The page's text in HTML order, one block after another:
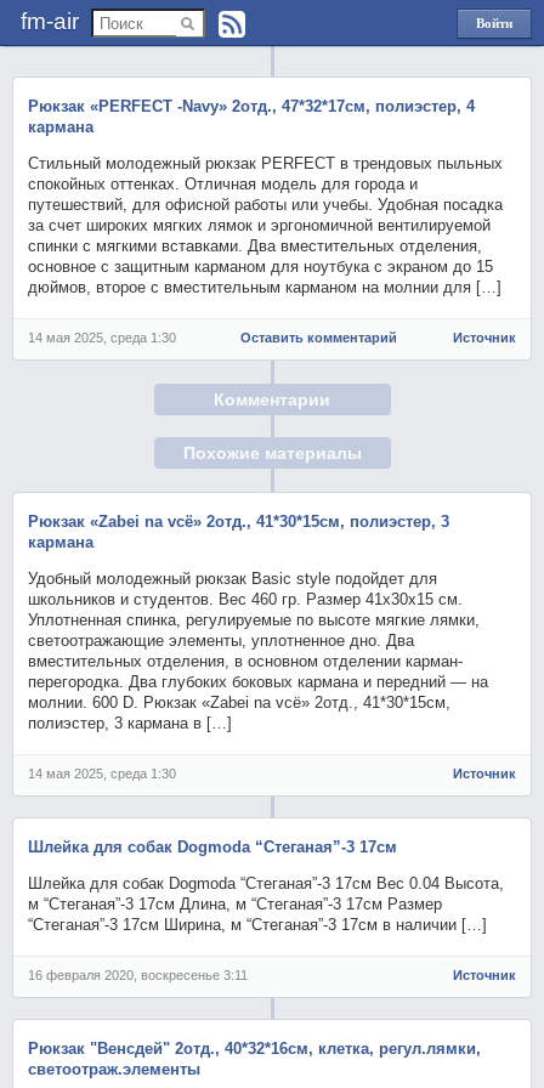
fm-air
Войти
через
Рюкзак «PERFECT -Navy» 2отд., 47*32*17см, полиэстер, 4
кармана
Стильный молодежный рюкзак PERFECT в трендовых пыльных
спокойных оттенках. Отличная модель для города и
путешествий, для офисной работы или учебы. Удобная посадка
за счет широких мягких лямок и эргономичной вентилируемой
спинки с мягкими вставками. Два вместительных отделения,
основное с защитным карманом для ноутбука с экраном до 15
дюймов, второе с вместительным карманом на молнии для […]
14 мая 2025, среда 1:30 Оставить комментарий Источник
Комментарии
Похожие материалы
Рюкзак «Zabei na vсё» 2отд., 41*30*15см, полиэстер, 3
кармана
Удобный молодежный рюкзак Basic style подойдет для
школьников и студентов. Вес 460 гр. Размер 41х30х15 см.
Уплотненная спинка, регулируемые по высоте мягкие лямки,
светоотражающие элементы, уплотненное дно. Два
вместительных отделения, в основном отделении карман-
перегородка. Два глубоких боковых кармана и передний — на
молнии. 600 D. Рюкзак «Zabei na vсё» 2отд., 41*30*15см,
полиэстер, 3 кармана в […]
14 мая 2025, среда 1:30 Источник
Шлейка для собак Dogmoda “Стеганая”-3 17см
Шлейка для собак Dogmoda “Стеганая”-3 17см Вес 0.04 Высота,
м “Стеганая”-3 17см Длина, м “Стеганая”-3 17см Размер
“Стеганая”-3 17см Ширина, м “Стеганая”-3 17см в наличии […]
16 февраля 2020, воскресенье 3:11 Источник
Рюкзак "Венсдей" 2отд., 40*32*16см, клетка, регул.лямки,
светоотраж.элементы